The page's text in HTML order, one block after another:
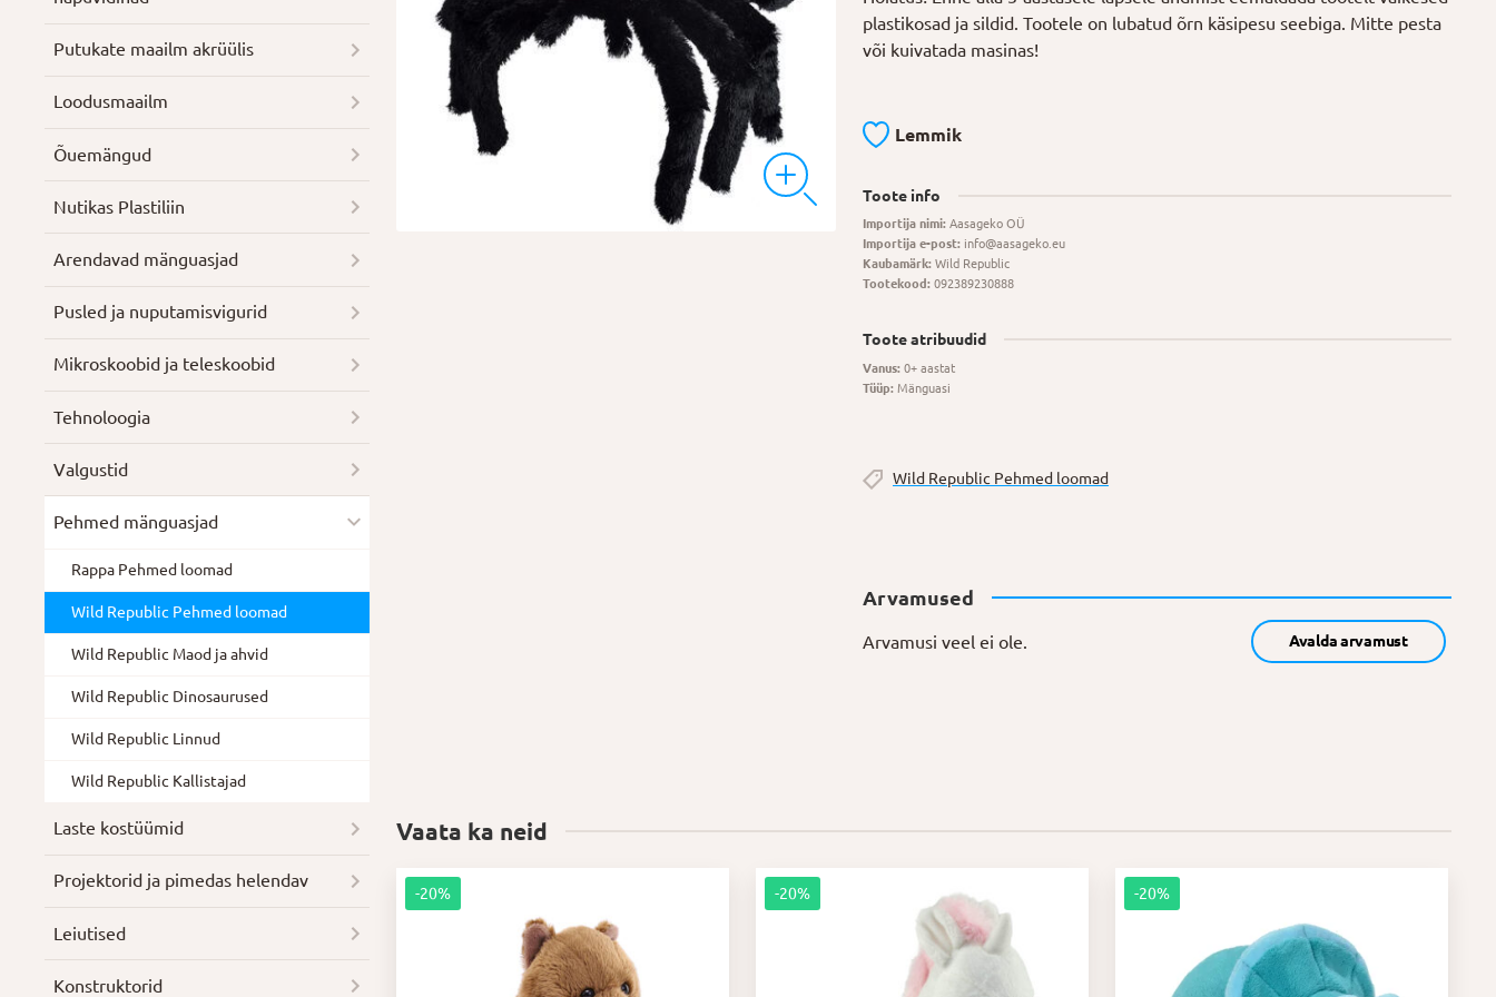
plastikosad ja sildid. Tootele on lubatud õrn käsipesu seebiga. Mitte pesta
või kuivatada masinas!
Lemmik
Toote info
Importija nimi:Aasageko OÜ
Importija e-post:info@aasageko.eu
Kaubamärk:Wild Republic
Tootekood:092389230888
Toote atribuudid
Vanus:0+ aastat
Tüüp:Mänguasi
Wild Republic Pehmed loomad
Arvamused
Arvamusi veel ei ole. Avalda arvamust
Vaata ka neid
-20% -20% -20%
Putukate maailm akrüülis
Loodusmaailm
Õuemängud
Nutikas Plastiliin
Arendavad mänguasjad
Pusled ja nuputamisvigurid
Mikroskoobid ja teleskoobid
Tehnoloogia
Valgustid
Pehmed mänguasjad
Rappa Pehmed loomad
Wild Republic Pehmed loomad
Wild Republic Maod ja ahvid
Wild Republic Dinosaurused
Wild Republic Linnud
Wild Republic Kallistajad
Laste kostüümid
Projektorid ja pimedas helendav
Leiutised
Konstruktorid